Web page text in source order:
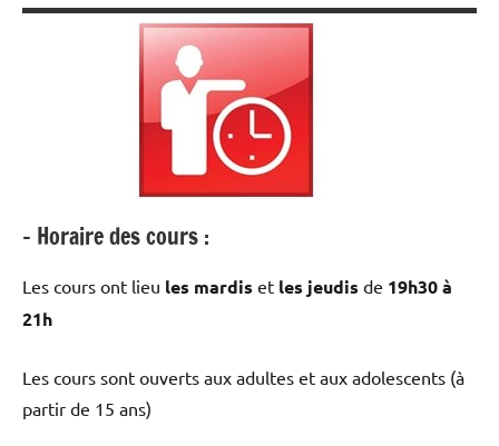
– Horaire des cours :
Les cours ont lieu les mardis et les jeudis de 19h30 à
21h
Les cours sont ouverts aux adultes et aux adolescents (à
partir de 15 ans)